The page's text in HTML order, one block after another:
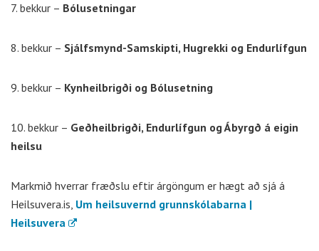
7. bekkur – Bólusetningar
8. bekkur – Sjálfsmynd-Samskipti, Hugrekki og Endurlífgun
9. bekkur – Kynheilbrigði og Bólusetning
10. bekkur – Geðheilbrigði, Endurlífgun og Ábyrgð á eigin
heilsu
Markmið hverrar fræðslu eftir árgöngum er hægt að sjá á
Heilsuvera.is, Um heilsuvernd grunnskólabarna |
Heilsuvera